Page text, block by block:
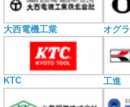
大西電機工業 オグラ
KTC 工進